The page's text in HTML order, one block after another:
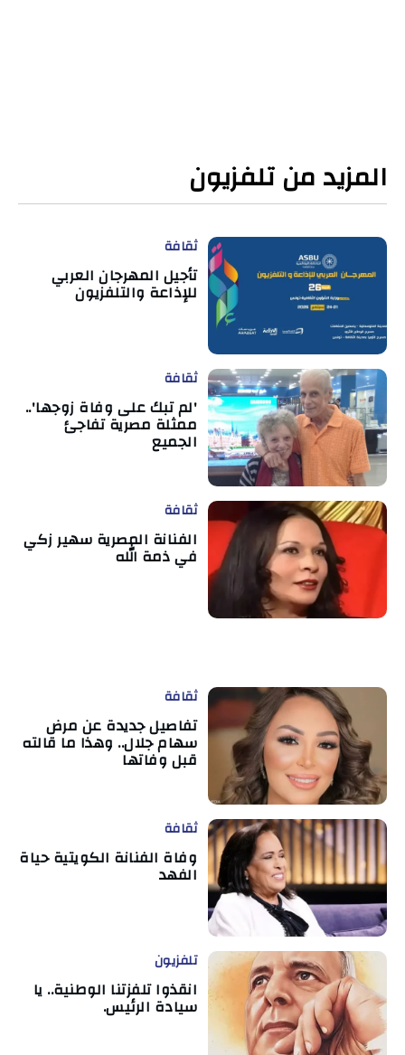
المزيد من تلفزيون
ثقافة
تأجيل المهرجان العربي
للإذاعة والتلفزيون
ثقافة
'لم تبك على وفاة زوجها'..
ممثلة مصرية تفاجئ
الجميع
ثقافة
الفنانة المصرية سهير زكي
في ذمة الله
ثقافة
تفاصيل جديدة عن مرض
سهام جلال.. وهذا ما قالته
قبل وفاتها
ثقافة
وفاة الفنانة الكويتية حياة
الفهد
تلفزيون
انقذوا تلفزتنا الوطنية.. يا
سيادة الرئيس.